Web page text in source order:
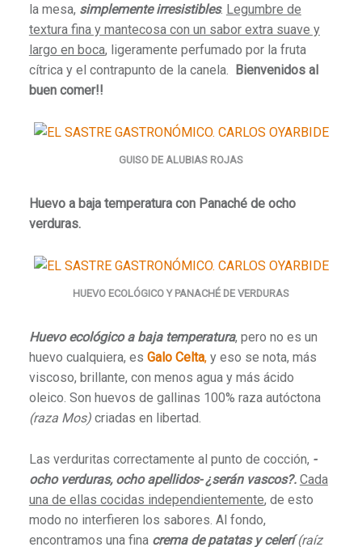
la mesa, simplemente irresistibles. Legumbre de
textura fina y mantecosa con un sabor extra suave y
largo en boca, ligeramente perfumado por la fruta
cítrica y el contrapunto de la canela.
Bienvenidos al
buen comer!!
GUISO DE ALUBIAS ROJAS
Huevo a baja temperatura con Panaché de ocho
verduras.
HUEVO ECOLÓGICO Y PANACHÉ DE VERDURAS
Huevo ecológico a baja temperatura, pero no es un
huevo cualquiera, es Galo Celta,y eso se nota, más
viscoso, brillante, con menos agua y más ácido
oleico. Son huevos de gallinas 100% raza autóctona
(raza Mos)criadas en libertad.
Las verduritas correctamente al punto de cocción, -
ocho verduras, ocho apellidos- ¿serán vascos?. Cada
una de ellas cocidas independientemente, de esto
modo no interfieren los sabores. Al fondo,
encontramos una fina crema de patatas y celerí (raíz